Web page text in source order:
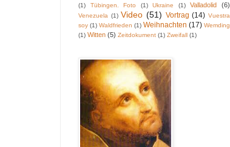
(1)
Tübingen. Foto (1) Ukraine (1) Valladolid (6)
Venezuela (1) Video (51) Vortrag (14) Vuestra
soy (1) Waldfrieden (1) Weihnachten (17) Wemding
(1) Witten (5) Zeitdokument (1) Zweifall (1)